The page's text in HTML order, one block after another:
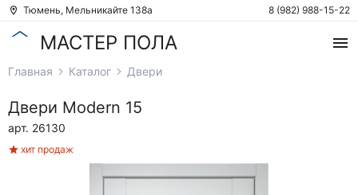
Тюмень, Мельникайте 138а 8 (982) 988-15-22
МАСТЕР ПОЛА
Главная Каталог Двери
Двери Modern 15
арт. 26130
хит продаж